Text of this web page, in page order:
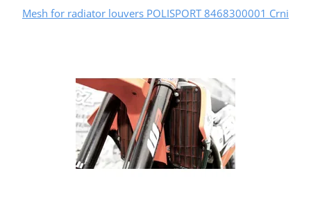
Mesh for radiator louvers POLISPORT 8468300001 Crni